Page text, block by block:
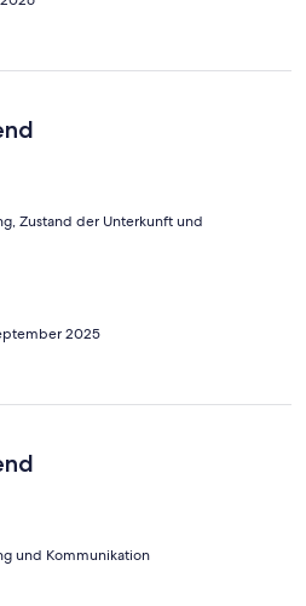
Zustand der Unterkunft und
2025
und Kommunikation